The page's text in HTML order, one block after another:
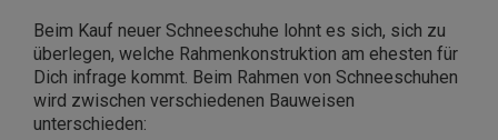
Beim Kauf neuer Schneeschuhe lohnt es sich, sich zu
überlegen, welche Rahmenkonstruktion am ehesten für
Dich infrage kommt. Beim Rahmen von Schneeschuhen
wird zwischen verschiedenen Bauweisen
unterschieden: